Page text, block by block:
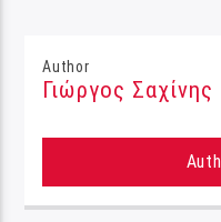
Author
Γιώργος Σαχίνης